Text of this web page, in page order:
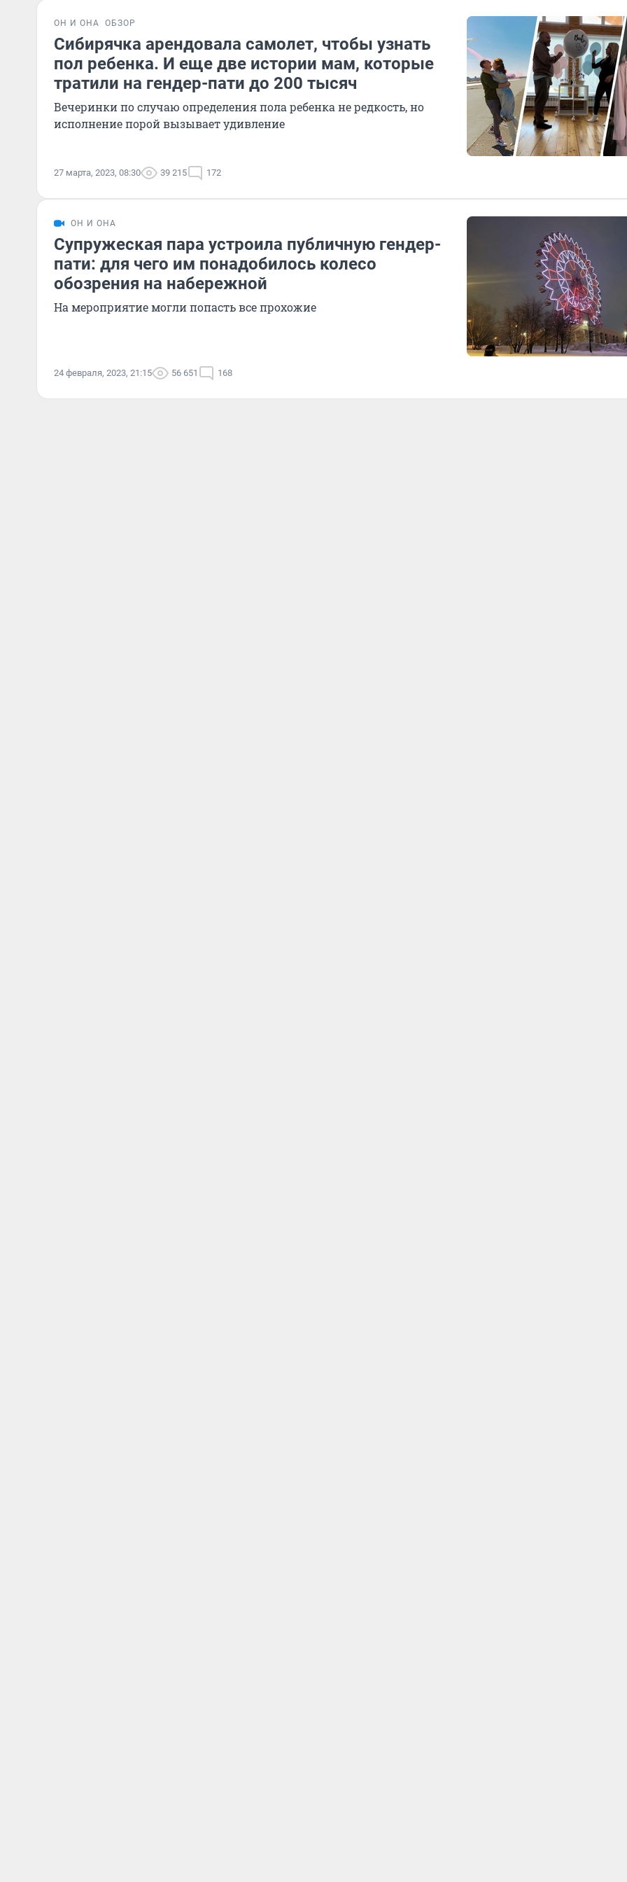
ОН И ОНА ОБЗОР
Сибирячка арендовала самолет, чтобы узнать
пол ребенка. И еще две истории мам, которые
тратили на гендер-пати до 200 тысяч
Вечеринки по случаю определения пола ребенка не редкость, но
исполнение порой вызывает удивление
27 марта, 2023, 08:30 39 215 172
ОН И ОНА
Супружеская пара устроила публичную гендер-
пати: для чего им понадобилось колесо
обозрения на набережной
На мероприятие могли попасть все прохожие
24 февраля, 2023, 21:15 56 651 168